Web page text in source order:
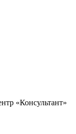
«Консультант»